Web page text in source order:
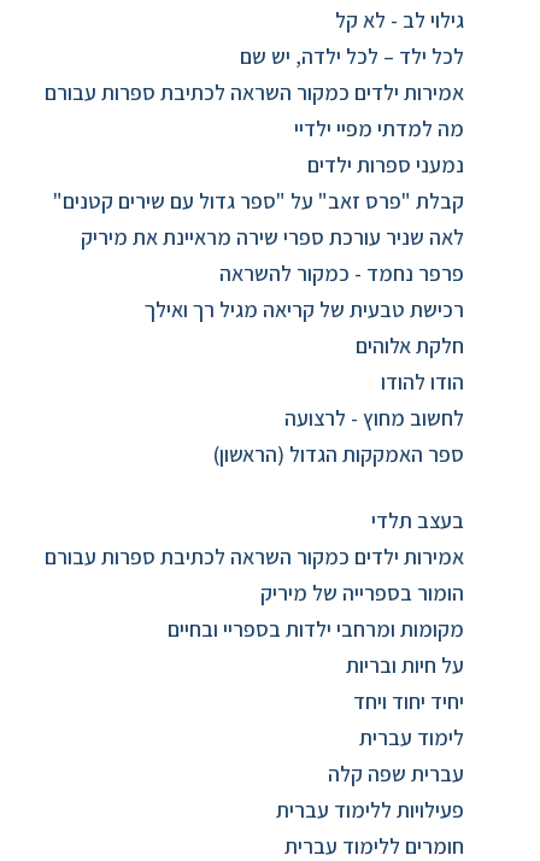
גילוי לב - לא קל
לכל ילד – לכל ילדה, יש שם
אמירות ילדים כמקור השראה לכתיבת ספרות עבורם
מה למדתי מפיי ילדיי
נמעני ספרות ילדים
קבלת "פרס זאב" על "ספר גדול עם שירים קטנים"
לאה שניר עורכת ספרי שירה מראיינת את מיריק
פרפר נחמד - כמקור להשראה
רכישת טבעית של קריאה מגיל רך ואילך
חלקת אלוהים
הודו להודו
לחשוב מחוץ - לרצועה
ספר האמקקות הגדול (הראשון)
בעצב תלדי
אמירות ילדים כמקור השראה לכתיבת ספרות עבורם
הומור בספרייה של מיריק
מקומות ומרחבי ילדות בספריי ובחיים
על חיות ובריות
יחיד יחוד ויחד
לימוד עברית
עברית שפה קלה
פעילויות ללימוד עברית
חומרים ללימוד עברית